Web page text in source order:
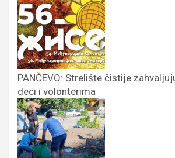
PANČEVO: Strelište čistije
deci i volonterima